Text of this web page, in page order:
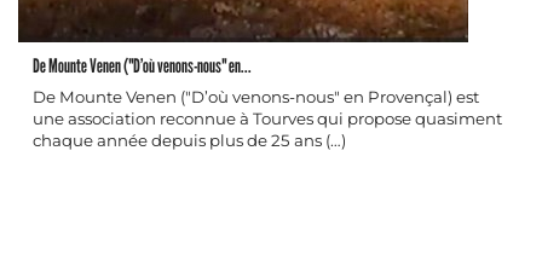
De Mounte Venen ("D’où venons-nous" en...
De Mounte Venen ("D’où venons-nous" en Provençal) est
une association reconnue à Tourves qui propose quasiment
chaque année depuis plus de 25 ans (…)